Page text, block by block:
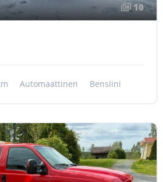
10
Automaattinen Bensiini